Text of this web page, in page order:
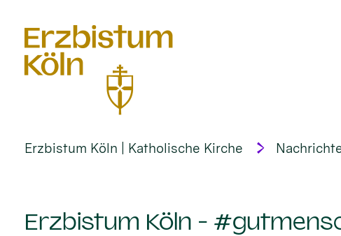
Erzbistum Köln | Katholische Kirche
Erzbistum Köln -